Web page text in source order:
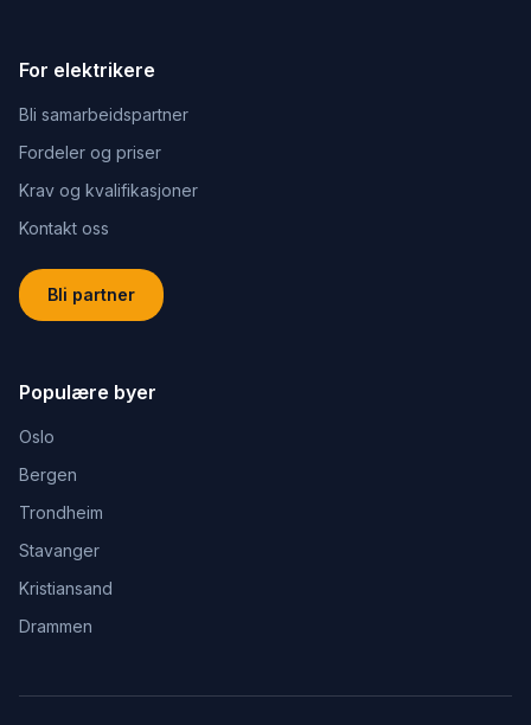
For elektrikere
Bli samarbeidspartner
Fordeler og priser
Krav og kvalifikasjoner
Kontakt oss
Bli partner
Populære byer
Oslo
Bergen
Trondheim
Stavanger
Kristiansand
Drammen